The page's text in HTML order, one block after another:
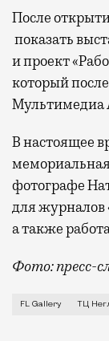
После
показать
и проект
который
Мультимедиа
В настоящее
мемориальная
фотографе
для журналов
а также
Фото: пресс-
Для
FL Gallery ТЦ